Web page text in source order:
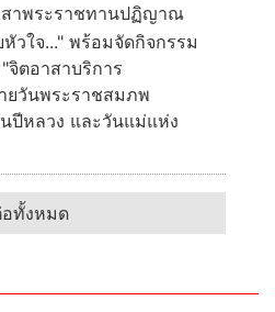
าพระราชทานปฏิญาณ
วใจ..." พร้อมจัดกิจกรรม
จิตอาสาบริการ
ยวันพระราชสมภพ
ปีหลวง และวันแม่แห่ง
ทั้งหมด